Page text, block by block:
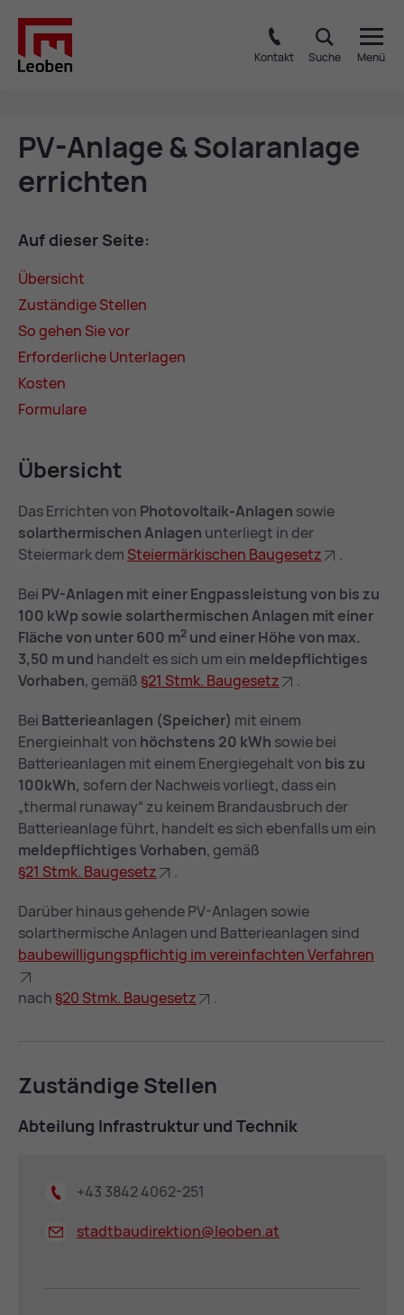
Kontakt Suche Menü
PV-An­la­ge & So­lar­an­la­ge
er­rich­ten
Auf die­ser Sei­te:
Über­sicht
Zu­stän­di­ge Stel­len
So ge­hen Sie vor
Er­for­der­li­che Un­ter­la­gen
Kos­ten
For­mu­la­re
Über­sicht
Das Errichten von Photovoltaik-Anlagen sowie
solarthermischen Anlagen unterliegt in der
Steiermark dem Stei­er­mär­ki­schen Bau­ge­setz .
Bei PV-Anlagen mit einer Engpassleistung von bis zu
100 kWp sowie solarthermischen Anlagen mit einer
Fläche von unter 600 m2 und einer Höhe von max.
3,50 m und handelt es sich um ein meldepflichtiges
Vorhaben, gemäß §21 Stmk. Bau­ge­setz .
Bei Batterieanlagen (Speicher) mit einem
Energieinhalt von höchstens 20 kWh sowie bei
Batterieanlagen mit einem Energiegehalt von bis zu
100kWh, sofern der Nachweis vorliegt, dass ein
„thermal runaway“ zu keinem Brandausbruch der
Batterieanlage führt, handelt es sich ebenfalls um ein
meldepflichtiges Vorhaben, gemäß
§21 Stmk. Bau­ge­setz
.
Darüber hinaus gehende PV-Anlagen sowie
solarthermische Anlagen und Batterieanlagen sind
bau­be­wil­li­gungs­pflich­tig im ver­ein­fach­ten Ver­fah­ren
nach §20 Stmk. Bau­ge­setz .
Zu­stän­di­ge Stel­len
Ab­tei­lung In­fra­struk­tur und Tech­nik
+43 3842 4062-251
stadtbaudirektion@leoben.at